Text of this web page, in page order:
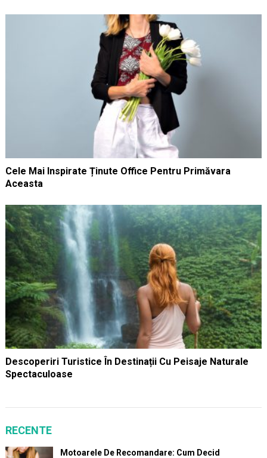
Cele Mai Inspirate Ținute Office Pentru Primăvara
Aceasta
Descoperiri Turistice În Destinații Cu Peisaje Naturale
Spectaculoase
RECENTE
Motoarele De Recomandare: Cum Decid